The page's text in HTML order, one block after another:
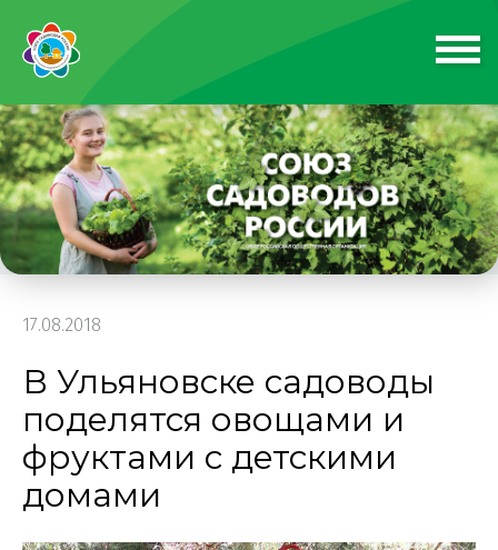
17.08.2018
В Ульяновске садоводы
поделятся овощами и
фруктами с детскими
домами